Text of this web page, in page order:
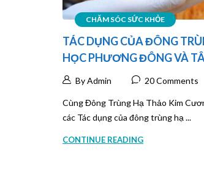
CHĂM SÓC SỨC KHỎE
TÁC DỤNG CỦA ĐÔNG
HỌC PHƯƠNG ĐÔNG VÀ
By Admin 20 Comments
Cùng Đông Trùng Hạ Thảo Kim
các Tác dụng của đông trùng hạ ...
CONTINUE READING